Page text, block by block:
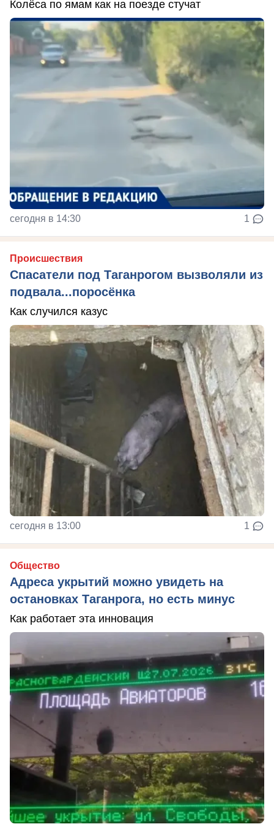
Колёса по ямам как на поезде стучат
сегодня в 14:30 1
Происшествия
Спасатели под Таганрогом вызволяли из
подвала...поросёнка
Как случился казус
сегодня в 13:00 1
Общество
Адреса укрытий можно увидеть на
остановках Таганрога, но есть минус
Как работает эта инновация